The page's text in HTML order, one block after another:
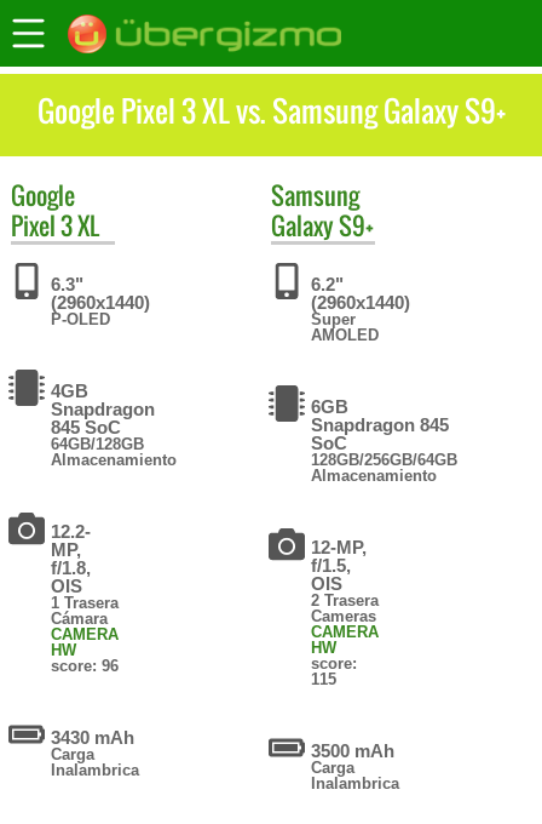
Google Pixel 3 XL vs. Samsung Galaxy S9+
Google
Pixel 3 XL
6.3"
(2960x1440)
P-OLED
4GB
Snapdragon
845 SoC
64GB/128GB
Almacenamiento
12.2-
MP,
f/1.8,
OIS
1 Trasera
Cámara
CAMERA
HW
score: 96
3430 mAh
Carga
Inalambrica
Samsung
Galaxy S9+
6.2"
(2960x1440)
Super
AMOLED
6GB
Snapdragon 845
SoC
128GB/256GB/64GB
Almacenamiento
12-MP,
f/1.5,
OIS
2 Trasera
Cameras
CAMERA
HW
score:
115
3500 mAh
Carga
Inalambrica